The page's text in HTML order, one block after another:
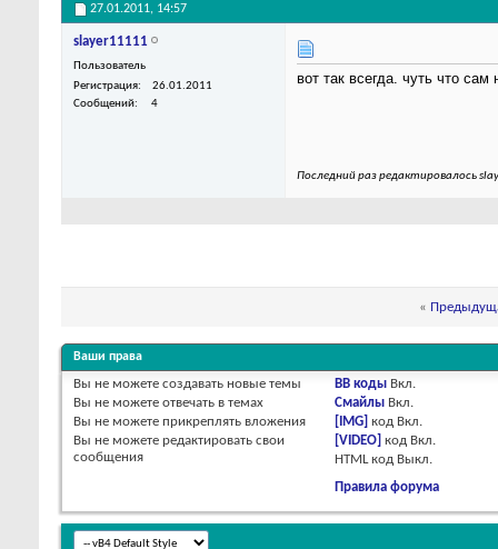
27.01.2011, 14:57
slayer11111
Пользователь
Регистрация
26.01.2011
Сообщений
4
вот так всегда. чуть что
Последний раз редактировалось
«
Ваши права
Вы не можете создавать новые темы
Вы не можете отвечать в темах
Вы не можете прикреплять вложения
Вы не можете редактировать свои
сообщения
BB коды Вкл.
Смайлы Вкл.
[IMG] код Вкл.
[VIDEO] код Вкл.
HTML код Выкл.
Правила форума